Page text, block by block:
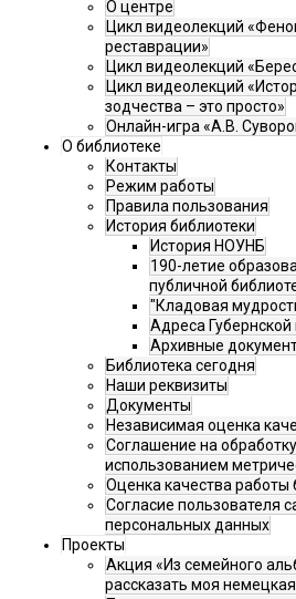
О центре
Цикл видеолекций
реставрации»
Цикл видеолекций
Цикл видеолекций
зодчества – это просто»
Онлайн-игра «А.В.
О библиотеке
Контакты
Режим работы
Правила пользования
История библиотеки
История НОУНБ
190-летие
публичной
"Кладовая
Адреса
Архивные
Библиотека сегодня
Наши реквизиты
Документы
Независимая оценка
Соглашение на
использованием
Оценка качества работы
Согласие пользователя
персональных данных
Проекты
Акция «Из семейного
рассказать моя